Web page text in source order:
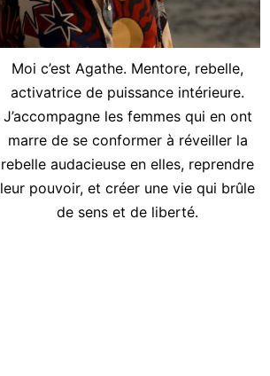
Moi c’est Agathe. Mentore, rebelle,
activatrice de puissance intérieure.
J’accompagne les femmes qui en ont
marre de se conformer à réveiller la
rebelle audacieuse en elles, reprendre
leur pouvoir, et créer une vie qui brûle
de sens et de liberté.